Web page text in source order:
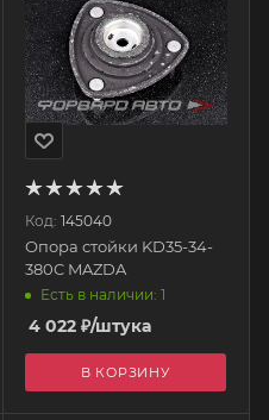
Код: 145040
Опора стойки KD35-34-
380C MAZDA
Есть в наличии: 1
4 022₽/штука
В КОРЗИНУ